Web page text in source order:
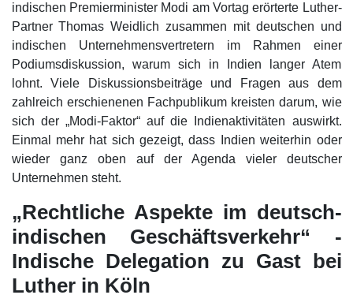
indischen Premierminister Modi am Vortag erörterte Luther-
Partner Thomas Weidlich zusammen mit deutschen und
indischen Unternehmensvertretern im Rahmen einer
Podiumsdiskussion, warum sich in Indien langer Atem
lohnt. Viele Diskussionsbeiträge und Fragen aus dem
zahlreich erschienenen Fachpublikum kreisten darum, wie
sich der „Modi-Faktor“ auf die Indienaktivitäten auswirkt.
Einmal mehr hat sich gezeigt, dass Indien weiterhin oder
wieder ganz oben auf der Agenda vieler deutscher
Unternehmen steht.
„Rechtliche Aspekte im deutsch-
indischen Geschäftsverkehr“ -
Indische Delegation zu Gast bei
Luther in Köln